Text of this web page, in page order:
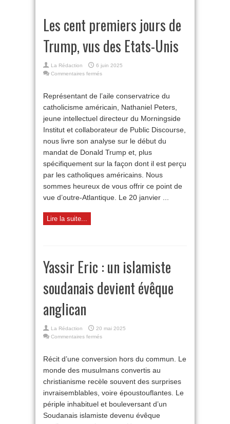
Les cent premiers jours de
Trump, vus des Etats-Unis
La Rédaction
6 juin 2025
Commentaires ferméssur
premiers
jours
Trump,
vus
des
Etats-
Unis
Représentant de l’aile conservatrice du
catholicisme américain, Nathaniel Peters,
jeune intellectuel directeur du Morningside
Institut et collaborateur de Public Discourse,
nous livre son analyse sur le début du
mandat de Donald Trump et, plus
spécifiquement sur la façon dont il est perçu
par les catholiques américains. Nous
sommes heureux de vous offrir ce point de
vue d’outre-Atlantique. Le 20 janvier ...
Lire la suite...
Yassir Eric : un islamiste
soudanais devient évêque
anglican
La Rédaction
20 mai 2025
Commentaires ferméssur
un
islamiste
devient
évêque
anglican
Récit d’une conversion hors du commun. Le
monde des musulmans convertis au
christianisme recèle souvent des surprises
invraisemblables, voire époustouflantes. Le
périple inhabituel et bouleversant d’un
Soudanais islamiste devenu évêque